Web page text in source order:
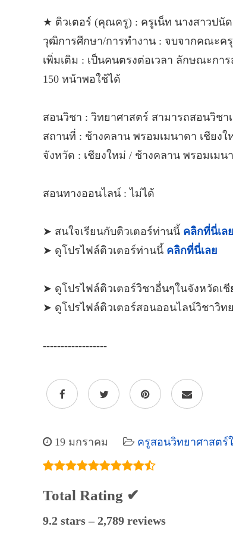
★ ติวเตอร์ (คุณครู) : ครูเน็ท นางสาวปนัด
วุฒิการศึกษา/การทำงาน : จบจากคณะค
เพิ่มเติม : เป็นคนตรงต่อเวลา ลักษณะกา
150 หน้าพอใช้ได้
สอนวิชา : วิทยาศาสตร์ สามารถสอนวิช
สถานที่ : ช้างคลาน พรอมเมนาดา เชียงใ
จังหวัด : เชียงใหม่ / ช้างคลาน พรอมเมน
สอนทางออนไลน์ : ไม่ได้
➤ สนใจเรียนกับติวเตอร์ท่านนี้ คลิกที่นี่เลย
➤ ดูโปรไฟล์ติวเตอร์ท่านนี้ คลิกที่นี่เลย
➤ ดูโปรไฟล์ติวเตอร์วิชาอื่นๆในจังหวัดเชี
➤ ดูโปรไฟล์ติวเตอร์สอนออนไลน์วิชาวิท
------------------
19 มกราคม ครูสอนวิทยาศาสตร์
Total Rating ✔
9.2 stars – 2,789 reviews